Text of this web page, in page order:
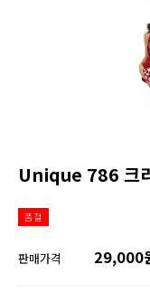
Unique 786 크
품절
판매가격 29,000